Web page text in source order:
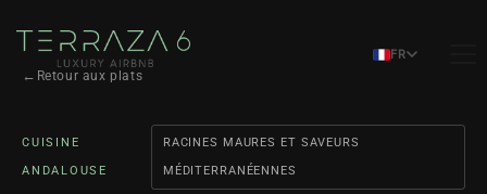
FR
Retour aux plats
CUISINE
ANDALOUSE
RACINES MAURES ET SAVEURS
MÉDITERRANÉENNES